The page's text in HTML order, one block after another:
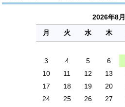
2026年8月
月
火 水 木
3
4 5 6
10
11 12 13
17
18 19 20
24
25 26 27